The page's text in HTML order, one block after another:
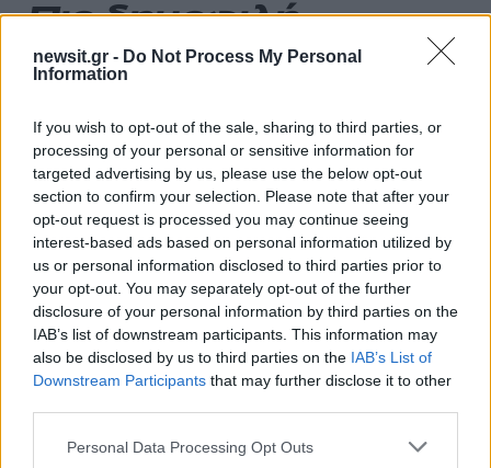
newsit.gr - Do Not Process My Personal
Information
If you wish to opt-out of the sale, sharing to third parties, or
processing of your personal or sensitive information for
targeted advertising by us, please use the below opt-out
section to confirm your selection. Please note that after your
opt-out request is processed you may continue seeing
interest-based ads based on personal information utilized by
us or personal information disclosed to third parties prior to
your opt-out. You may separately opt-out of the further
disclosure of your personal information by third parties on the
IAB’s list of downstream participants. This information may
also be disclosed by us to third parties on the IAB’s List of
Downstream Participants that may further disclose it to other
Please note that this website/app uses one or more Google
Personal Data Processing Opt Outs
Πιο δημοφιλή
1 Σέρρες: Βίντεο ντοκουμέντο από το
τροχαίο με νεκρούς μητέρα και γιο – Ο
σύγκρουση
2Marfin: Η 46χρονη πήρε προθεσμία για να
απολογηθεί την Τρίτη – «Είναι αθώα,
συμμετείχε στη διαδήλωση όπως και
100.000 άτομα»
3Σίντνεϊ Τάουλ: Πέθανε σε ηλικία 26 ετών η
σταρ του TikTok – Kατέγραφε τη ζωή της
με τον καρκίνο
4Μεταφορές χρημάτων: Πότε μπορεί να
θεωρηθούν δωρεές και να επιβληθεί φόρος
– Τι ισχυεί για τις γονικές παροχές
Κυψέλη: «Δεν μπορώ να το πιστέψω» –
Σοκαρισμένο το ζευγάρι Αμερικανών που
Λέσβο